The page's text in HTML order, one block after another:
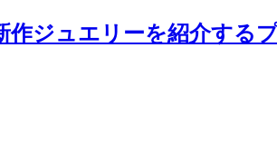
ジュエリーを紹介する